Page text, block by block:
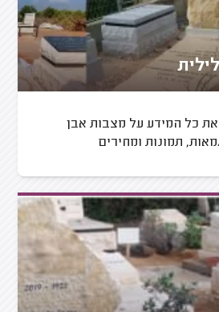
את כל המידע על מצבות אבן
תמונות ומחירים